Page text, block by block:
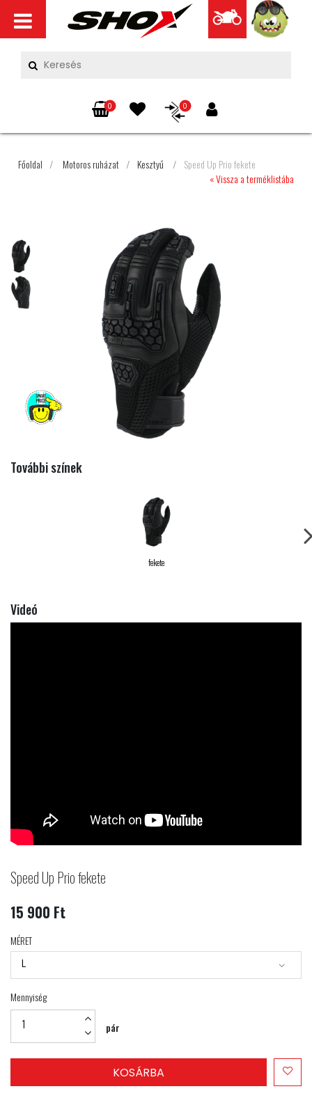
0 0
Főoldal / Motoros ruházat / Kesztyű / Speed Up Prio fekete
« Vissza a terméklistába
SMART
PRICE
További színek
fekete
Videó
Speed Up Prio fekete
15 900 Ft
MÉRET
L
Mennyiség
pár
KOSÁRBA